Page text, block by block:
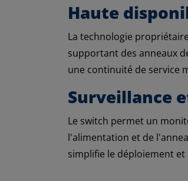
Haute
La technologie
supportant des anneaux
une continuité de service
Surveillance
Le switch permet un
l'alimentation et de
simplifie le déploiement et